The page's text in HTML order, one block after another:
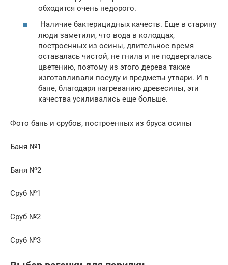
обходится очень недорого.
Наличие бактерицидных качеств. Еще в старину
люди заметили, что вода в колодцах,
построенных из осины, длительное время
оставалась чистой, не гнила и не подвергалась
цветению, поэтому из этого дерева также
изготавливали посуду и предметы утвари. И в
бане, благодаря нагреванию древесины, эти
качества усиливались еще больше.
Фото бань и срубов, построенных из бруса осины
Баня №1
Баня №2
Сруб №1
Сруб №2
Сруб №3